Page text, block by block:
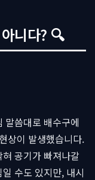
니다? 🔍
말씀대로 배수구에
상이 발생했습니다.
공기가 빠져나갈
수도 있지만, 내시